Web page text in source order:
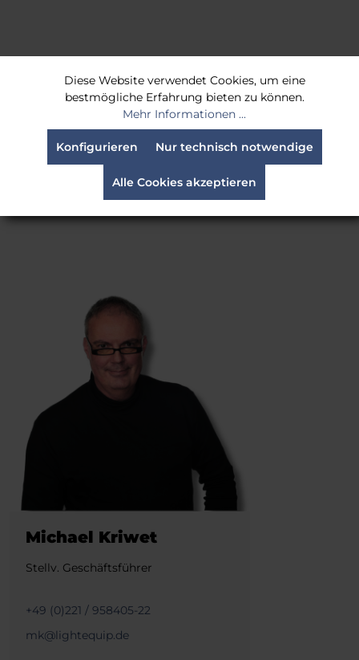
Alle Produkte
FRAGEN, WÜNSCHE, ANREGUNGEN?
Wir helfen Ihnen weiter
Michael Kriwet
Stellv. Geschäftsführer
+49 (0)221 / 958405-22
mk@lightequip.de
Diese Website verwendet Cookies, um eine
bestmögliche Erfahrung bieten zu können.
Mehr Informationen ...
Nur technisch notwendige
Konfigurieren
Alle Cookies akzeptieren